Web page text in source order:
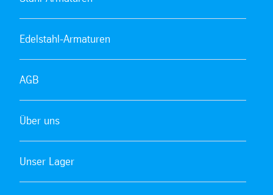
Edelstahl-Armaturen
AGB
Über uns
Unser Lager